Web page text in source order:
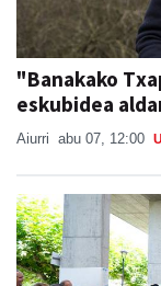
"Banakako
eskubidea
Aiurri abu 07, 12:00